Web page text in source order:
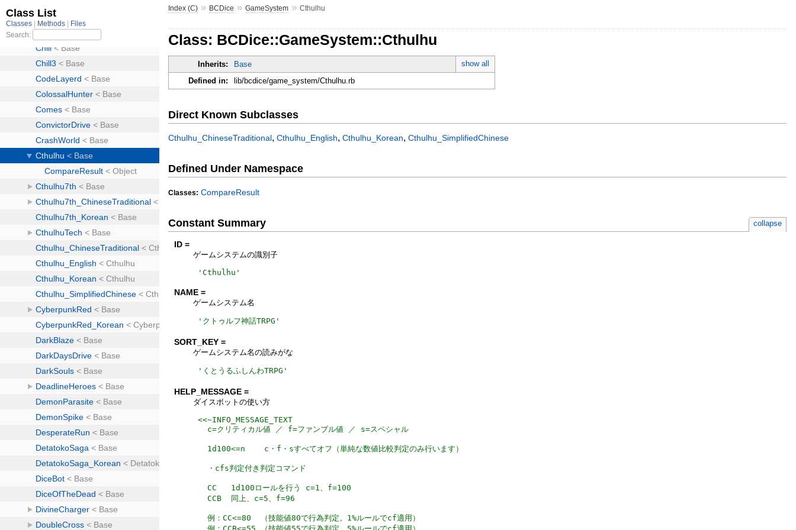
Index (C) » BCDice »GameSystem »Cthulhu
Class: BCDice::GameSystem::Cthulhu
Inherits: Base
show all
Defined in:
lib/bcdice/game_system/Cthulhu.rb
Direct Known Subclasses
Cthulhu_ChineseTraditional,Cthulhu_English,Cthulhu_Korean,Cthulhu_SimplifiedChinese
Defined Under Namespace
Classes: CompareResult
Constant Summary collapse
ID =
ゲームシステムの識別子
'Cthulhu '
NAME =
ゲームシステム名
' クトゥルフ神話TRPG '
SORT_KEY =
ゲームシステム名の読みがな
' くとうるふしんわTRPG '
HELP_MESSAGE =
ダイスボットの使い方
<<~INFO_MESSAGE_TEXT